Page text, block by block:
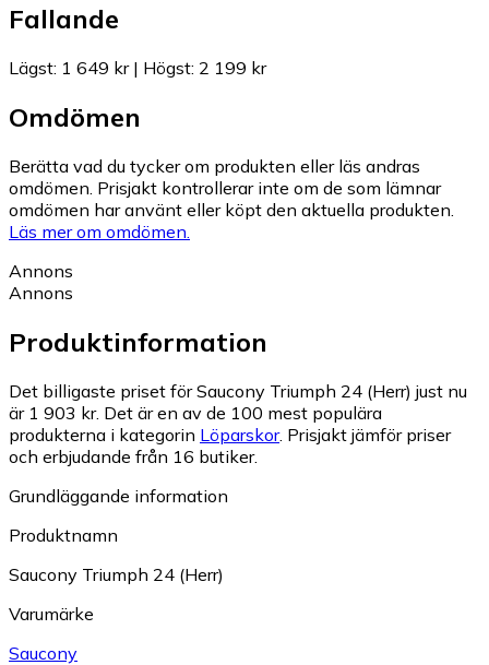
Fallande
Lägst: 1 649 kr| Högst: 2 199 kr
Omdömen
Berätta vad du tycker om produkten eller läs andras
omdömen. Prisjakt kontrollerar inte om de som lämnar
omdömen har använt eller köpt den aktuella produkten.
Läs mer om omdömen.
Annons
Annons
Produktinformation
Det billigaste priset för Saucony Triumph 24 (Herr) just nu
är 1 903 kr. Det är en av de 100 mest populära
produkterna i kategorin Löparskor. Prisjakt jämför priser
och erbjudande från 16 butiker.
Grundläggande information
Produktnamn
Saucony Triumph 24 (Herr)
Varumärke
Saucony